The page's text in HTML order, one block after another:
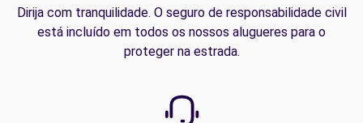
Dirija com tranquilidade. O seguro de responsabilidade civil
está incluído em todos os nossos alugueres para o
proteger na estrada.